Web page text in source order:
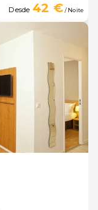
Desde 42 €/ Noite